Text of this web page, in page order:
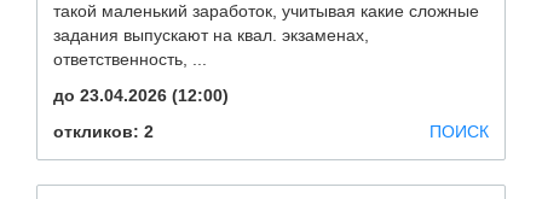
такой маленький заработок, учитывая какие сложные
задания выпускают на квал. экзаменах,
ответственность, ...
до 23.04.2026 (12:00)
откликов: 2
ПОИСК